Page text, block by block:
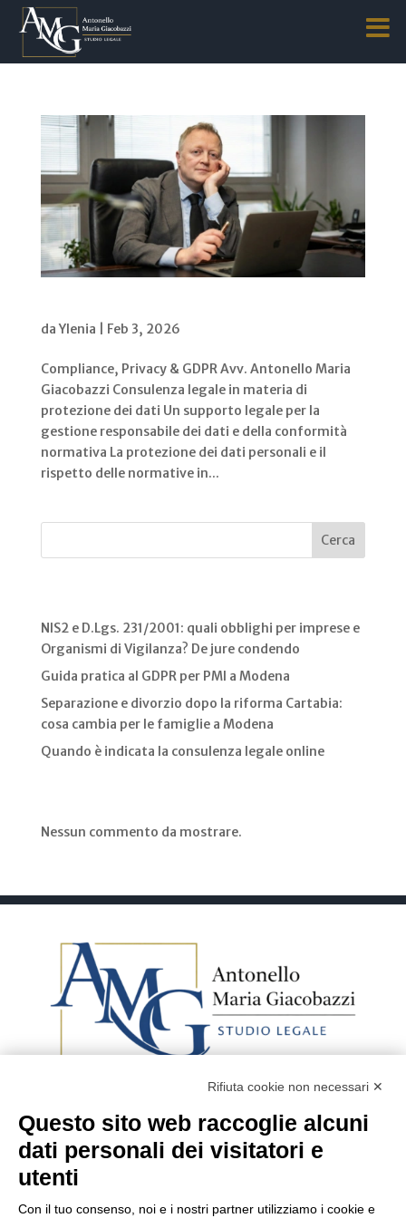
daYlenia Feb 3, 2026
Compliance, Privacy & GDPR Avv. Antonello Maria
Giacobazzi Consulenza legale in materia di
protezione dei dati Un supporto legale per la
gestione responsabile dei dati e della conformità
normativa La protezione dei dati personali e il
rispetto delle normative in...
Cerca
NIS2 e D.Lgs. 231/2001: quali obblighi per imprese e
Organismi di Vigilanza? De jure condendo
Guida pratica al GDPR per PMI a Modena
Separazione e divorzio dopo la riforma Cartabia:
cosa cambia per le famiglie a Modena
Quando è indicata la consulenza legale online
Nessun commento da mostrare.
Avv. Antonello Maria
Giacobazzi
avv.giacobazzi@studiolegalegiacobazzi.it
Rifiuta cookie non necessari ✕
Questo sito web raccoglie alcuni
dati personali dei visitatori e
utenti
Con il tuo consenso, noi e i nostri partner utilizziamo i cookie e